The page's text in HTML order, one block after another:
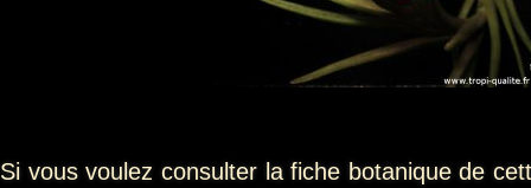
Si vous voulez consulter la fiche botanique de